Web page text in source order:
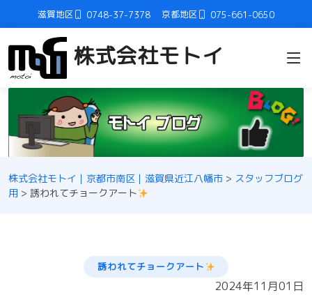
滋賀地区 0748-37-7378 京都地区 075-661-0650
株式会社モトイ
株式会社モトイ｜京都市南区｜滋賀県近江八幡市 > スタッフブログ
用 > 誘われてチョークアート
誘われてチョークアート
2024年11月01日